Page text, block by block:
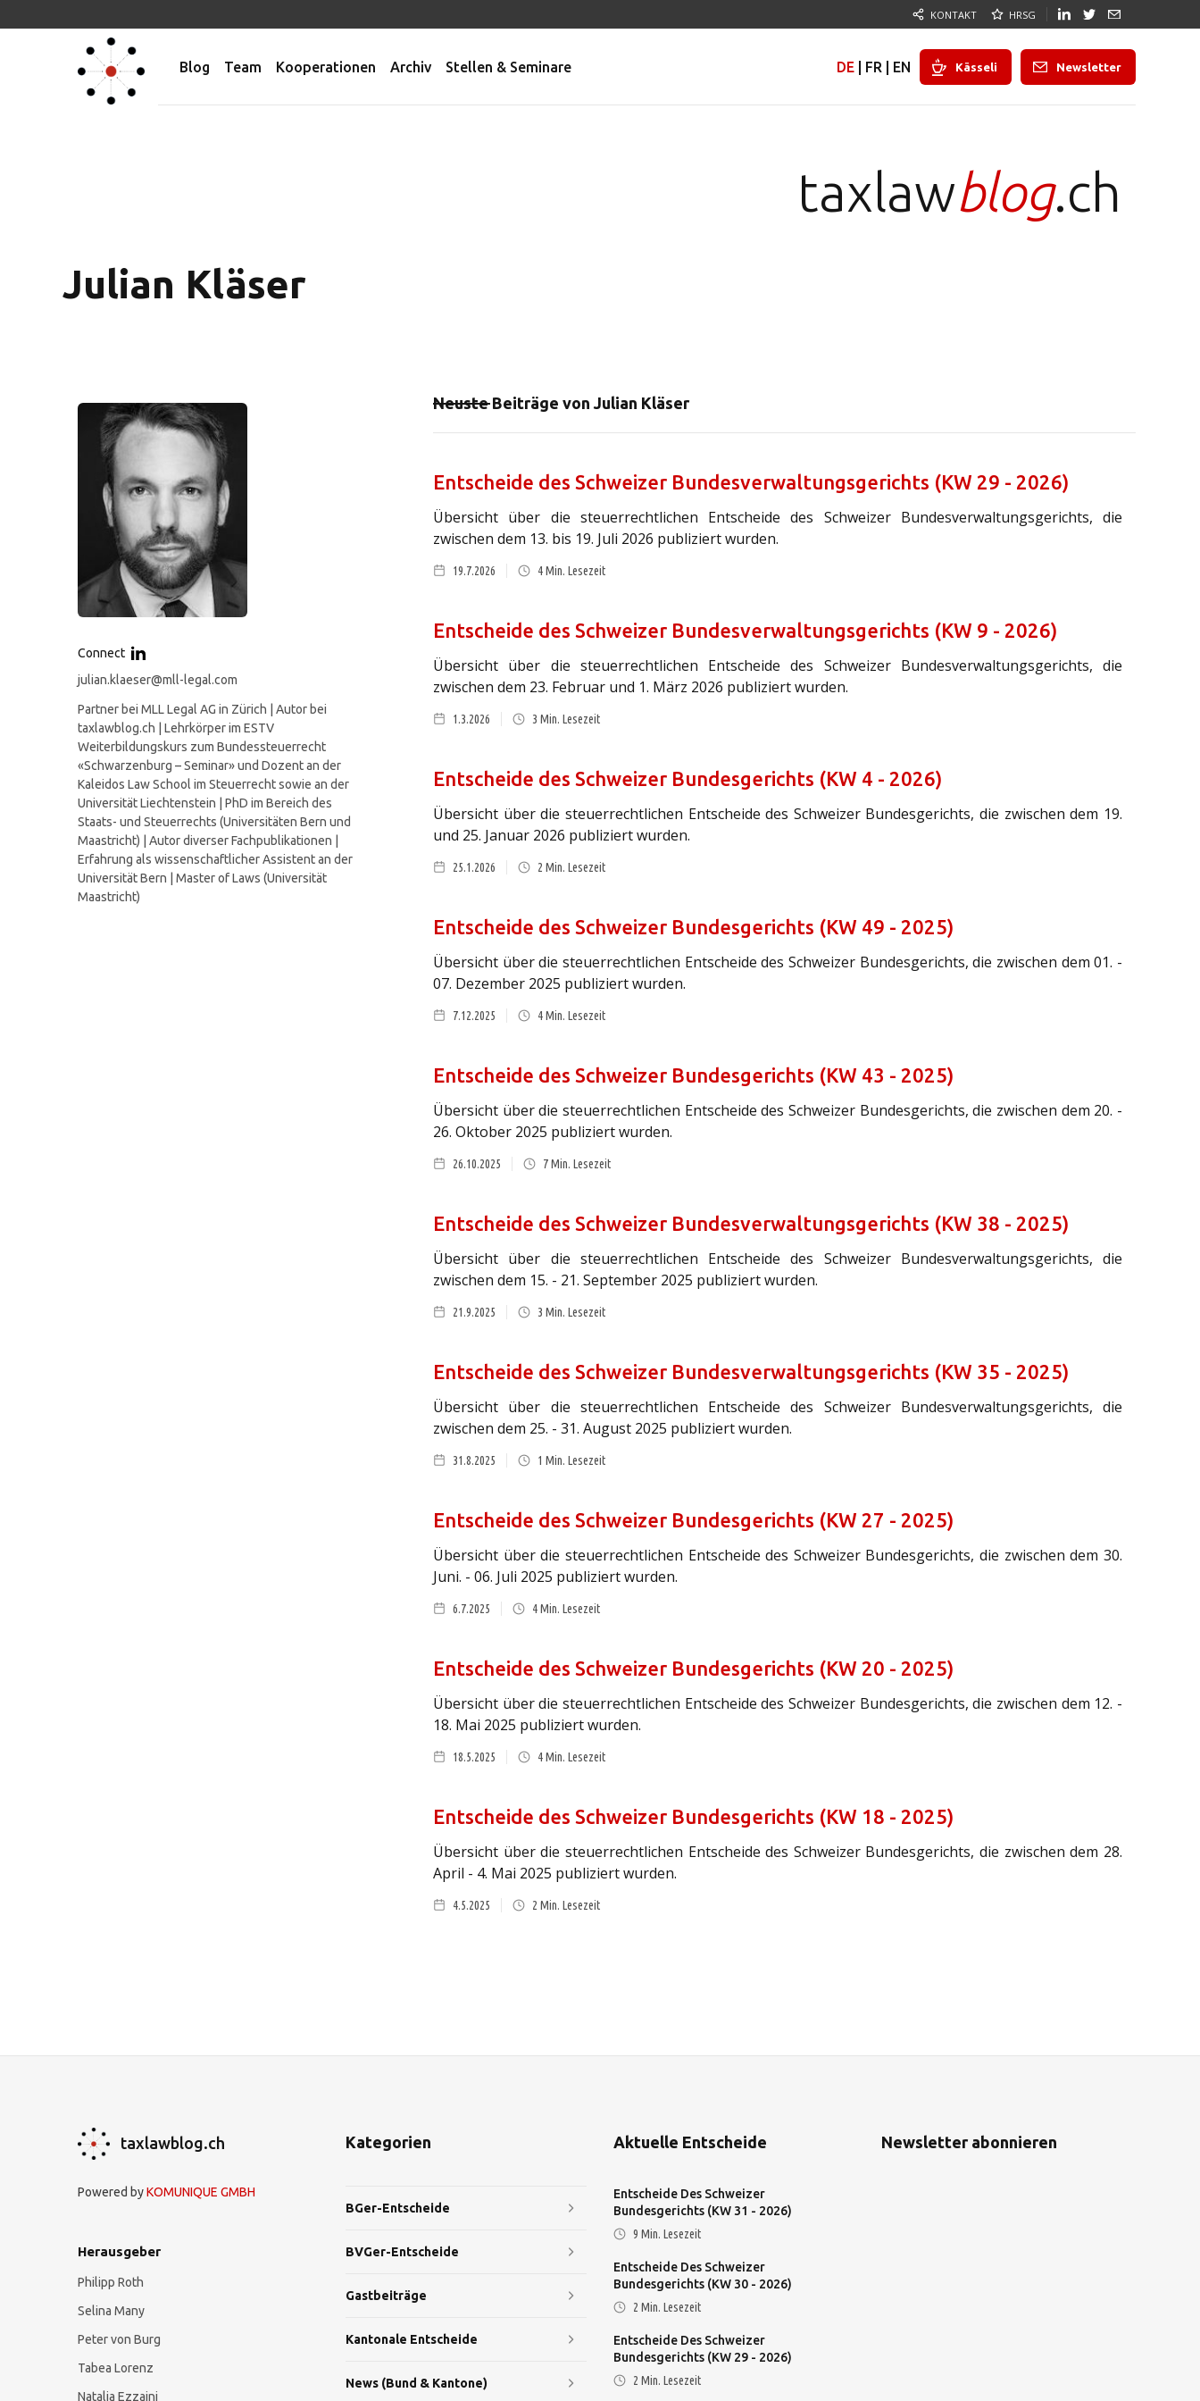
KONTAKT HRSG
Blog Team Kooperationen Archiv Stellen & Seminare DE FR EN Kässeli Newsletter
taxlawblog.ch
Julian Kläser
Connect
julian.klaeser@mll-legal.com
Partner bei MLL Legal AG in Zürich | Autor bei
taxlawblog.ch | Lehrkörper im ESTV
Weiterbildungskurs zum Bundessteuerrecht
«Schwarzenburg – Seminar» und Dozent an der
Kaleidos Law School im Steuerrecht sowie an der
Universität Liechtenstein | PhD im Bereich des
Staats- und Steuerrechts (Universitäten Bern und
Maastricht) | Autor diverser Fachpublikationen |
Erfahrung als wissenschaftlicher Assistent an der
Universität Bern | Master of Laws (Universität
Maastricht)
Neuste Beiträge von Julian Kläser
Entscheide des Schweizer Bundesverwaltungsgerichts (KW 29 - 2026)
Übersicht über die steuerrechtlichen Entscheide des Schweizer Bundesverwaltungsgerichts, die
zwischen dem 13. bis 19. Juli 2026 publiziert wurden.
19.7.2026 4Min. Lesezeit
Entscheide des Schweizer Bundesverwaltungsgerichts (KW 9 - 2026)
Übersicht über die steuerrechtlichen Entscheide des Schweizer Bundesverwaltungsgerichts, die
zwischen dem 23. Februar und 1. März 2026 publiziert wurden.
1.3.2026 3 Min. Lesezeit
Entscheide des Schweizer Bundesgerichts (KW 4 - 2026)
Übersicht über die steuerrechtlichen Entscheide des Schweizer Bundesgerichts, die zwischen dem 19.
und 25. Januar 2026 publiziert wurden.
25.1.2026 2 Min. Lesezeit
Entscheide des Schweizer Bundesgerichts (KW 49 - 2025)
Übersicht über die steuerrechtlichen Entscheide des Schweizer Bundesgerichts, die zwischen dem 01. -
07. Dezember 2025 publiziert wurden.
7.12.2025 4Min. Lesezeit
Entscheide des Schweizer Bundesgerichts (KW 43 - 2025)
Übersicht über die steuerrechtlichen Entscheide des Schweizer Bundesgerichts, die zwischen dem 20. -
26. Oktober 2025 publiziert wurden.
26.10.2025 7Min. Lesezeit
Entscheide des Schweizer Bundesverwaltungsgerichts (KW 38 - 2025)
Übersicht über die steuerrechtlichen Entscheide des Schweizer Bundesverwaltungsgerichts, die
zwischen dem 15. - 21. September 2025 publiziert wurden.
21.9.2025 3 Min. Lesezeit
Entscheide des Schweizer Bundesverwaltungsgerichts (KW 35 - 2025)
Übersicht über die steuerrechtlichen Entscheide des Schweizer Bundesverwaltungsgerichts, die
zwischen dem 25. - 31. August 2025 publiziert wurden.
31.8.2025 1 Min. Lesezeit
Entscheide des Schweizer Bundesgerichts (KW 27 - 2025)
Übersicht über die steuerrechtlichen Entscheide des Schweizer Bundesgerichts, die zwischen dem 30.
Juni. - 06. Juli 2025 publiziert wurden.
6.7.2025 4Min. Lesezeit
Entscheide des Schweizer Bundesgerichts (KW 20 - 2025)
Übersicht über die steuerrechtlichen Entscheide des Schweizer Bundesgerichts, die zwischen dem 12. -
18. Mai 2025 publiziert wurden.
18.5.2025 4Min. Lesezeit
Entscheide des Schweizer Bundesgerichts (KW 18 - 2025)
Übersicht über die steuerrechtlichen Entscheide des Schweizer Bundesgerichts, die zwischen dem 28.
April - 4. Mai 2025 publiziert wurden.
4.5.2025 2 Min. Lesezeit
taxlawblog.ch
Powered byKOMUNIQUE GMBH
Herausgeber
Philipp Roth
Selina Many
Peter von Burg
Tabea Lorenz
Natalja Ezzaini
Kategorien
BGer-Entscheide
BVGer-Entscheide
Gastbeiträge
Kantonale Entscheide
News (Bund & Kantone)
Aktuelle Entscheide
Entscheide Des Schweizer
Bundesgerichts (KW 31 - 2026)
9 Min. Lesezeit
Entscheide Des Schweizer
Bundesgerichts (KW 30 - 2026)
2 Min. Lesezeit
Entscheide Des Schweizer
Bundesgerichts (KW 29 - 2026)
2 Min. Lesezeit
Newsletter abonnieren